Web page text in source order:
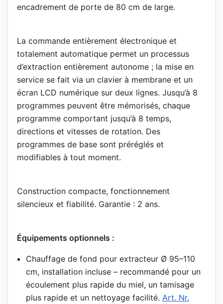
encadrement de porte de 80 cm de large.
La commande entièrement électronique et
totalement automatique permet un processus
d’extraction entièrement autonome ; la mise en
service se fait via un clavier à membrane et un
écran LCD numérique sur deux lignes. Jusqu’à 8
programmes peuvent être mémorisés, chaque
programme comportant jusqu’à 8 temps,
directions et vitesses de rotation. Des
programmes de base sont préréglés et
modifiables à tout moment.
Construction compacte, fonctionnement
silencieux et fiabilité. Garantie : 2 ans.
Équipements optionnels :
Chauffage de fond pour extracteur Ø 95–110
cm, installation incluse – recommandé pour un
écoulement plus rapide du miel, un tamisage
plus rapide et un nettoyage facilité. Art. Nr.